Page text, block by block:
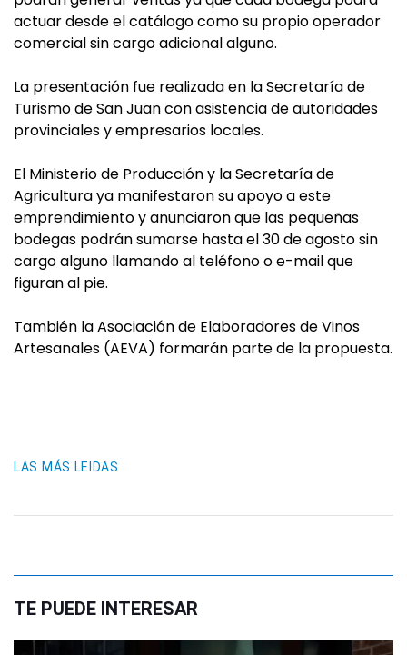
actuar desde el catálogo como su propio operador
comercial sin cargo adicional alguno.
La presentación fue realizada en la Secretaría de
Turismo de San Juan con asistencia de autoridades
provinciales y empresarios locales.
El Ministerio de Producción y la Secretaría de
Agricultura ya manifestaron su apoyo a este
emprendimiento y anunciaron que las pequeñas
bodegas podrán sumarse hasta el 30 de agosto sin
cargo alguno llamando al teléfono o e-mail que
figuran al pie.
También la Asociación de Elaboradores de Vinos
Artesanales (AEVA) formarán parte de la propuesta.
LAS MÁS LEIDAS
TE PUEDE INTERESAR